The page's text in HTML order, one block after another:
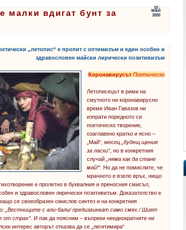
07
МАЙ
2020
малки вдигат бунт за
„летопис“ е пропит с оптимизъм и един особен и
здравословен майски лирически позитивизъм
Коронавирусът Поетическо
Летописецът в рими на
смутното ни коронавирусно
време Иван Гавазов ни
изпрати поредното си
поетическо творение,
озаглавено кратко и ясно –
„Май“, месец „будещ щения
за ласки“ , но в конкретния
случай „няма как да стане
май!“ . Но да не помислите, че
мрачното е взело връх, нищо
е пролетно в буквалния и преносния смисъл,
и здравословен лирически позитивизъм. Доказателство е
се своеобразен смислов синтез и на конкретния
„Вестниците с али-бали/ предизвикват само смях./ Шият
от страх“ . И пак да поясним – въпреки нееднократните ни
интерес авторът отказва да се „легитимира“